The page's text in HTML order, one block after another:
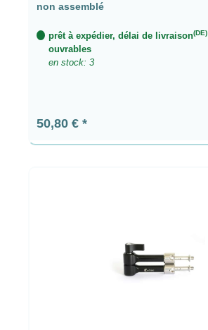
non assemblé
prêt à expédier, délai de livraison(DE)
ouvrables
en stock: 3
Prix régulier :
50,80 €